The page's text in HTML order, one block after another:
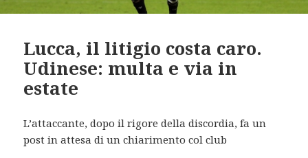
Lucca, il litigio costa caro.
Udinese: multa e via in
estate
L’attaccante, dopo il rigore della discordia, fa un
post in attesa di un chiarimento col club